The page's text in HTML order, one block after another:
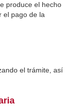
produce el hecho
el pago de la
el trámite, así